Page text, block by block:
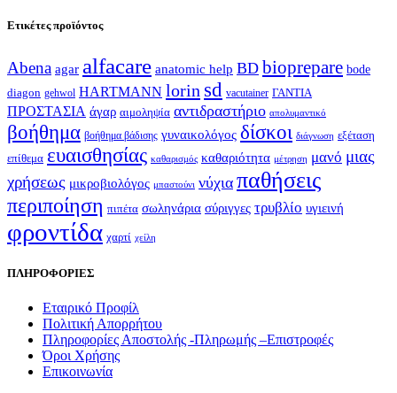
Ετικέτες προϊόντος
Abena agar alfacare anatomic help BD bioprepare bode
diagon gehwol HARTMANN lorin sd vacutainer ΓΑΝΤΙΑ
ΠΡΟΣΤΑΣΙΑ άγαρ αιμοληψία αντιδραστήριο απολυμαντικό
βοήθημα βοήθημα βάδισης γυναικολόγος δίσκοι διάγνωση εξέταση
επίθεμα ευαισθησίας καθαρισμός καθαριότητα μέτρηση μανό μιας
χρήσεως μικροβιολόγος μπαστούνι νύχια παθήσεις
περιποίηση πιπέτα σωληνάρια σύριγγες τρυβλίο υγιεινή
φροντίδα χαρτί χείλη
ΠΛΗΡΟΦΟΡΙΕΣ
Εταιρικό Προφίλ
Πολιτική Απορρήτου
Πληροφορίες Αποστολής -Πληρωμής –Επιστροφές
Όροι Χρήσης
Επικοινωνία